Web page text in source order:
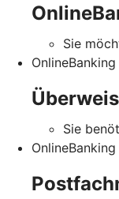
Sie
Sie